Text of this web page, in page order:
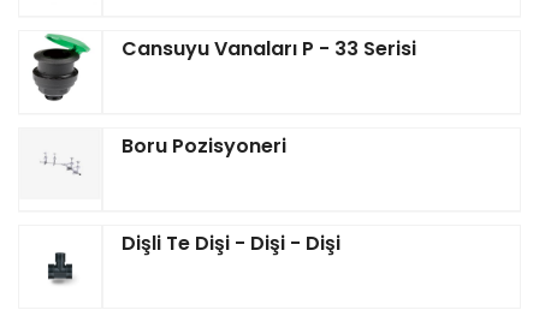
Cansuyu Vanaları P - 33 Serisi
Boru Pozisyoneri
Dişli Te Dişi - Dişi - Dişi